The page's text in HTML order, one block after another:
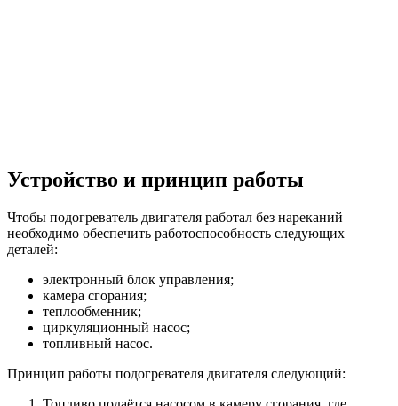
Устройство и принцип работы
Чтобы подогреватель двигателя работал без нареканий
необходимо обеспечить работоспособность следующих
деталей:
электронный блок управления;
камера сгорания;
теплообменник;
циркуляционный насос;
топливный насос.
Принцип работы подогревателя двигателя следующий: